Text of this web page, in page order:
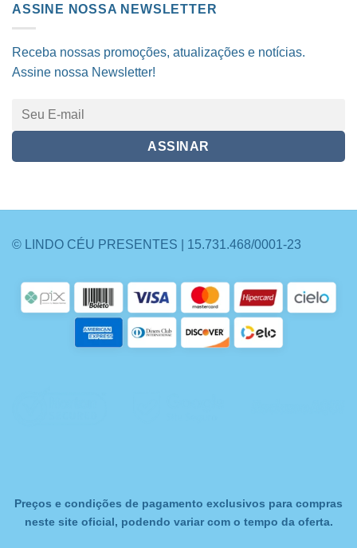
ASSINE NOSSA NEWSLETTER
Receba nossas promoções, atualizações e notícias.
Assine nossa Newsletter!
© LINDO CÉU PRESENTES | 15.731.468/0001-23
Preços e condições de pagamento exclusivos para compras
neste site oficial, podendo variar com o tempo da oferta.